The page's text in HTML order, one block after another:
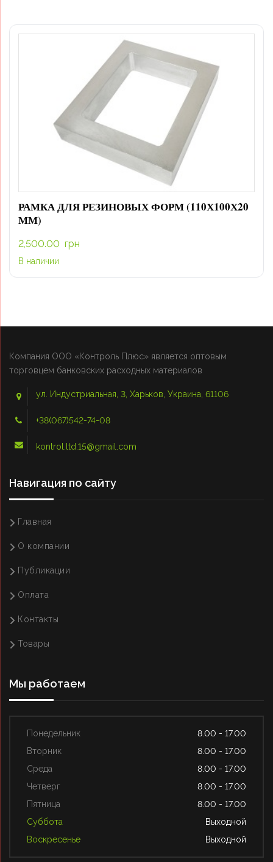
РАМКА ДЛЯ РЕЗИНОВЫХ ФОРМ (110Х100Х20
ММ)
2,500.00 грн
В наличии
Компания ООО «Контроль Плюс» является оптовым
торговцем банковских расходных материалов
ул. Индустриальная, 3, Харьков, Украина, 61106
+38(067)542-74-08
kontrol.ltd.15@gmail.com
Навигация по сайту
Главная
О компании
Публикации
Оплата
Контакты
Товары
Мы работаем
Понедельник
8.00 - 17.00
Вторник
8.00 - 17.00
Среда
8.00 - 17.00
Четверг
8.00 - 17.00
Пятница
8.00 - 17.00
Суббота
Выходной
Воскресенье
Выходной